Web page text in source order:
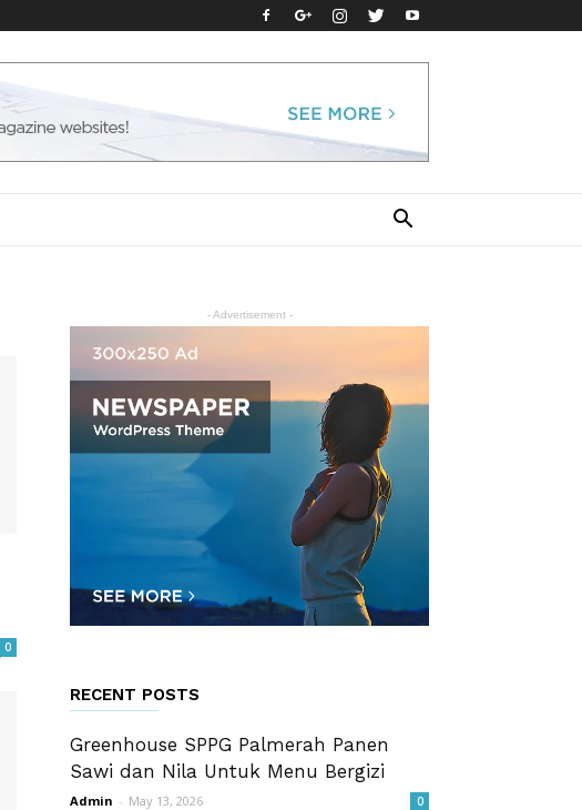
0
- Advertisement -
RECENT POSTS
Greenhouse SPPG Palmerah Panen
Sawi dan Nila Untuk Menu Bergizi
Admin - May 13, 2026 0